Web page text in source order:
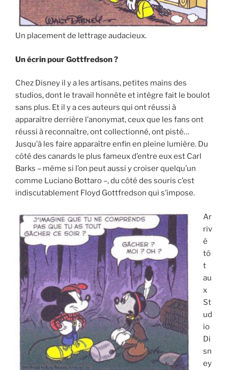
Un placement de lettrage audacieux.
Un écrin pour Gottfredson ?
Chez Disney il y a les artisans, petites mains des
studios, dont le travail honnête et intègre fait le boulot
sans plus. Et il y a ces auteurs qui ont réussi à
apparaître derrière l’anonymat, ceux que les fans ont
réussi à reconnaître, ont collectionné, ont pisté…
Jusqu’à les faire apparaître enfin en pleine lumière. Du
côté des canards le plus fameux d’entre eux est Carl
Barks – même si l’on peut aussi y croiser quelqu’un
comme Luciano Bottaro –, du côté des souris c’est
indiscutablement Floyd Gottfredson qui s’impose.
Ar
riv
é
tô
t
au
x
St
ud
io
Di
sn
ey